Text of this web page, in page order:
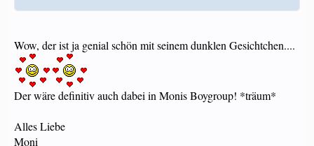
Wow, der ist ja genial schön mit seinem dunklen Gesichtchen....
Der wäre definitiv auch dabei in Monis Boygroup! *träum*
Alles Liebe
Moni